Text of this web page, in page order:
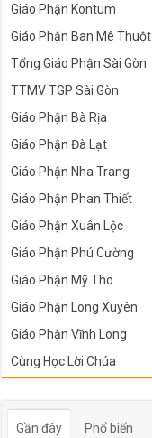
Giáo Phận Kontum
Giáo Phận Ban Mê Thuột
Tổng Giáo Phận Sài Gòn
TTMV TGP Sài Gòn
Giáo Phận Bà Rịa
Giáo Phận Đà Lạt
Giáo Phận Nha Trang
Giáo Phận Phan Thiết
Giáo Phận Xuân Lộc
Giáo Phận Phú Cường
Giáo Phận Mỹ Tho
Giáo Phận Long Xuyên
Giáo Phận Vĩnh Long
Cùng Học Lời Chúa
Gần đây Phổ biến